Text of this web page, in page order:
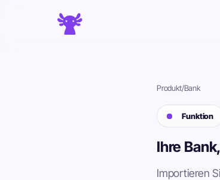
Produkt/Bank
Funktion
Ihre
Importieren